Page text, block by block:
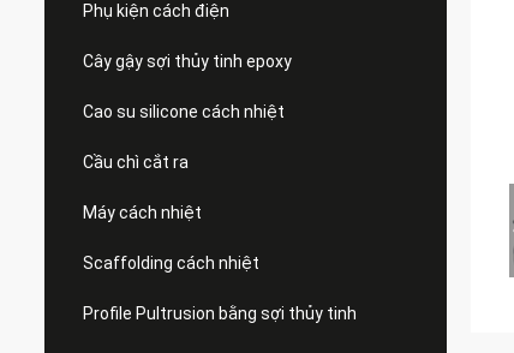
Phụ kiện cách điện
Cây gậy sợi thủy tinh epoxy
Cao su silicone cách nhiệt
Cầu chì cắt ra
Máy cách nhiệt
Scaffolding cách nhiệt
Profile Pultrusion bằng sợi thủy tinh